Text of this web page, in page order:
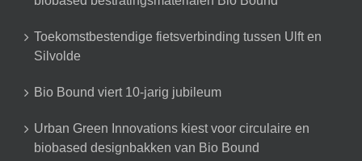
Toekomstbestendige fietsverbinding tussen Ulft en
Silvolde
Bio Bound viert 10-jarig jubileum
Urban Green Innovations kiest voor circulaire en
biobased designbakken van Bio Bound